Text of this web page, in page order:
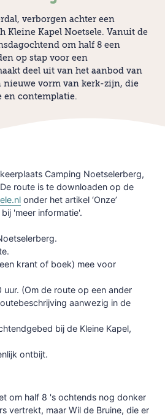
verborgen achter een
Kleine Kapel Noetsele. Vanuit de
om half 8 een
op stap voor een
deel uit van het aanbod van
nieuwe vorm van kerk-zijn, die
en contemplatie.
Camping Noetselerberg,
route is te downloaden op de
onder het artikel ‘Onze’
'meer informatie'.
krant of boek) mee voor
(Om de route op een ander
aanwezig in de
bij de Kleine Kapel,
ontbijt.
om half 8 's ochtends nog donker
vertrekt, maar Wil de Bruine, die er